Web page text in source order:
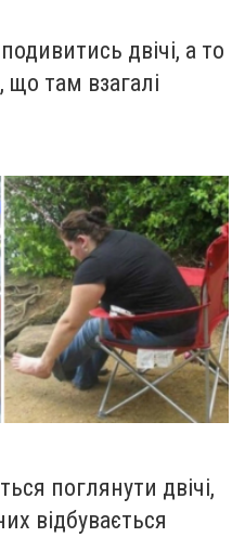
двічі, а то
що там взагалі
поглянути двічі,
відбувається